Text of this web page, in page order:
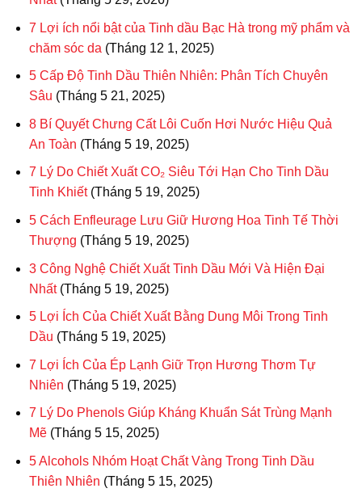
7 Lợi ích nổi bật của Tinh dầu Bạc Hà trong mỹ phẩm và
chăm sóc da (Tháng 12 1, 2025)
5 Cấp Độ Tinh Dầu Thiên Nhiên: Phân Tích Chuyên
Sâu (Tháng 5 21, 2025)
8 Bí Quyết Chưng Cất Lôi Cuốn Hơi Nước Hiệu Quả
An Toàn (Tháng 5 19, 2025)
7 Lý Do Chiết Xuất CO₂ Siêu Tới Hạn Cho Tinh Dầu
Tinh Khiết (Tháng 5 19, 2025)
5 Cách Enfleurage Lưu Giữ Hương Hoa Tinh Tế Thời
Thượng (Tháng 5 19, 2025)
3 Công Nghệ Chiết Xuất Tinh Dầu Mới Và Hiện Đại
Nhất (Tháng 5 19, 2025)
5 Lợi Ích Của Chiết Xuất Bằng Dung Môi Trong Tinh
Dầu (Tháng 5 19, 2025)
7 Lợi Ích Của Ép Lạnh Giữ Trọn Hương Thơm Tự
Nhiên (Tháng 5 19, 2025)
7 Lý Do Phenols Giúp Kháng Khuẩn Sát Trùng Mạnh
Mẽ (Tháng 5 15, 2025)
5 Alcohols Nhóm Hoạt Chất Vàng Trong Tinh Dầu
Thiên Nhiên (Tháng 5 15, 2025)